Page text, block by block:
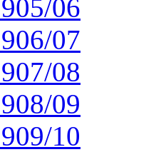
06
07
08
09
10